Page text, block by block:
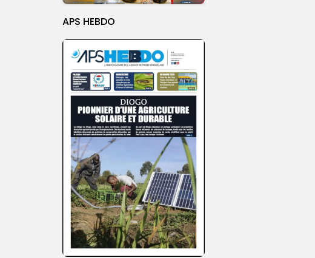
APS HEBDO